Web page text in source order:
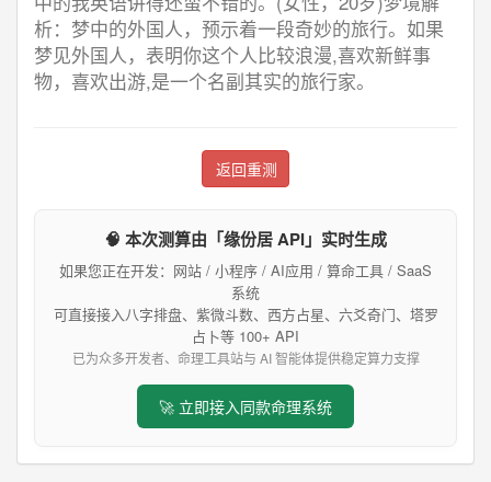
析：梦中的外国人，预示着一段奇妙的旅行。如果
梦见外国人，表明你这个人比较浪漫,喜欢新鲜事
物，喜欢出游,是一个名副其实的旅行家。
返回重测
🧠 本次测算由「缘份居 API」实时生成
如果您正在开发：网站 / 小程序 / AI应用 / 算命工具 / SaaS
系统
可直接接入八字排盘、紫微斗数、西方占星、六爻奇门、塔罗
占卜等 100+ API
已为众多开发者、命理工具站与 AI 智能体提供稳定算力支撑
🚀 立即接入同款命理系统